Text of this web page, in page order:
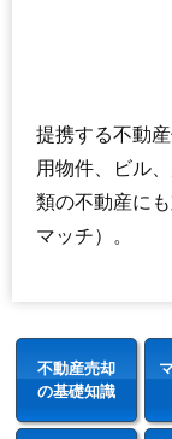
提携する不動
用物件、ビル
類の不動産に
マッチ）。
不動産売却
の基礎知識